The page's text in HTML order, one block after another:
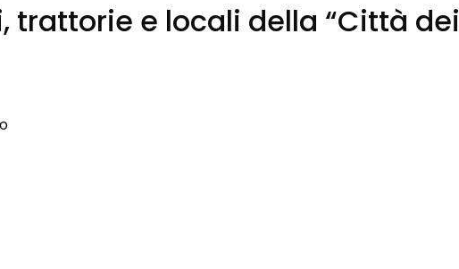
trattorie e locali della “Città dei